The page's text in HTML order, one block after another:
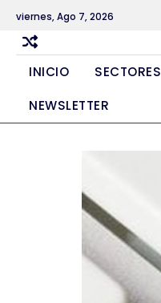
Skip
content
viernes, Ago 7, 2026
INICIO SECTORES
NEWSLETTER